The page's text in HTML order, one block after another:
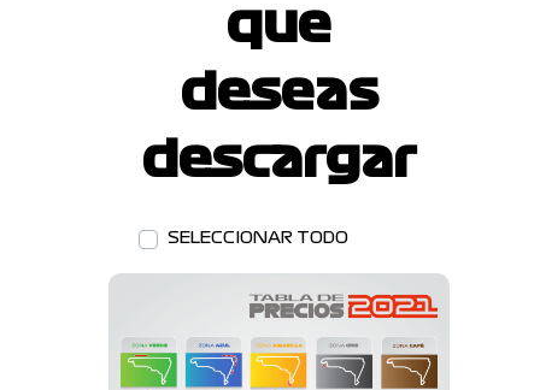
que
deseas
descargar
SELECCIONAR TODO